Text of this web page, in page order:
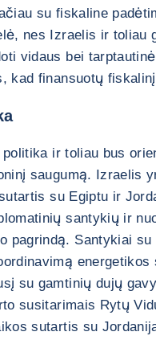
su fiskaline
nes Izraelis ir toliau
vidaus bei
kad finansuotų
ir toliau bus
saugumą. Izraelis
su Egiptu ir
santykių ir
pagrindą. Santykiai su
energetikos
su gamtinių dujų
susitarimais Rytų
sutartis su